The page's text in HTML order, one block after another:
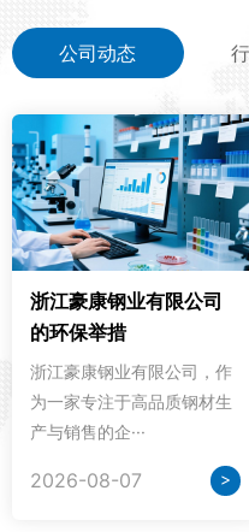
公司动态
浙江豪康钢业有限公司
的环保举措
浙江豪康钢业有限公司，作
为一家专注于高品质钢材生
产与销售的企···
2026-08-07 >